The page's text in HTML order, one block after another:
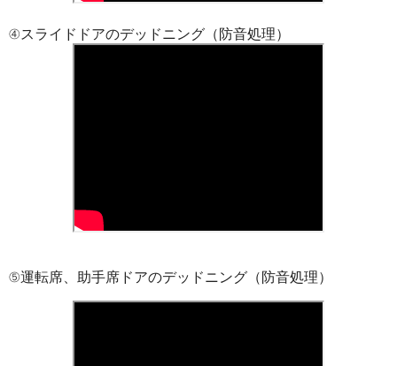
④スライドドアのデッドニング（防音処理）
⑤運転席、助手席ドアのデッドニング（防音処理）